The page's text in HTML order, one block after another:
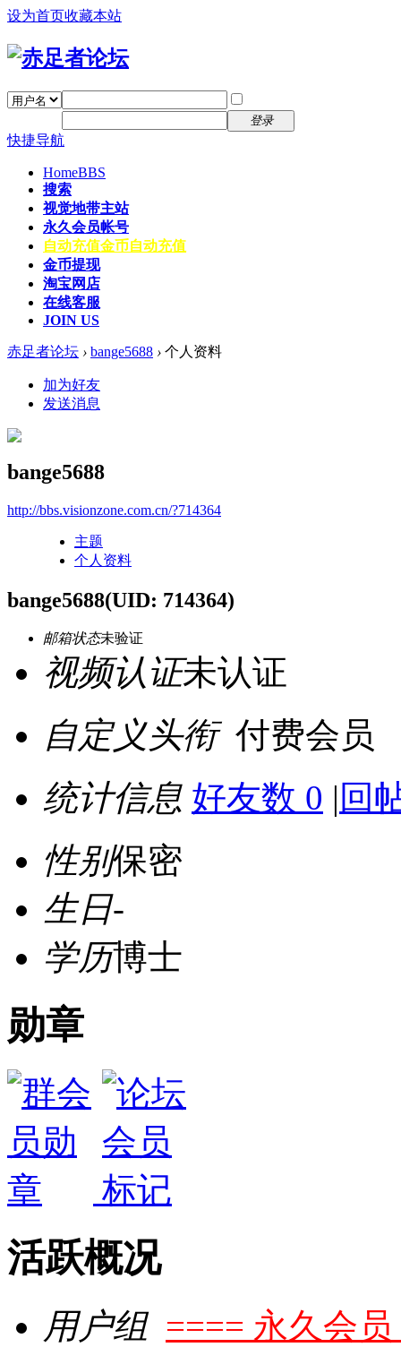
设为首页收藏本站
登录
快捷导航
HomeBBS
搜索
视觉地带主站
永久会员帐号
自动充值金币自动充值
金币提现
淘宝网店
在线客服
JOIN US
赤足者论坛 › bange5688 › 个人资料
加为好友
发送消息
bange5688
http://bbs.visionzone.com.cn/?714364
主题
个人资料
bange5688(UID: 714364)
邮箱状态未验证
视频认证未认证
自定义头衔 付费会员
统计信息 好友数 0 | 回
性别保密
生日-
学历博士
勋章
活跃概况
用户组 ==== 永久会员